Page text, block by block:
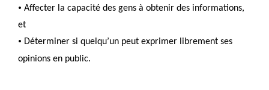
• Affecter la capacité des gens à obtenir des informations,
et
• Déterminer si quelqu’un peut exprimer librement ses
opinions en public.